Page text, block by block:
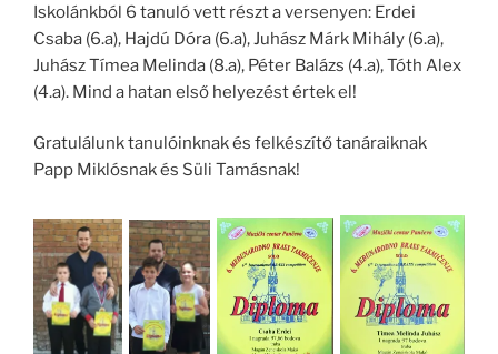
Iskolánkból 6 tanuló vett részt a versenyen: Erdei
Csaba (6.a), Hajdú Dóra (6.a), Juhász Márk Mihály (6.a),
Juhász Tímea Melinda (8.a), Péter Balázs (4.a), Tóth Alex
(4.a). Mind a hatan első helyezést értek el!
Gratulálunk tanulóinknak és felkészítő tanáraiknak
Papp Miklósnak és Süli Tamásnak!